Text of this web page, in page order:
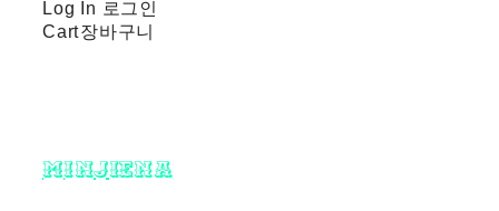
Log In 로그인
Cart장바구니
minjiena